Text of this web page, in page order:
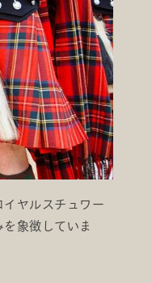
ヤルスチュワー
象徴していま